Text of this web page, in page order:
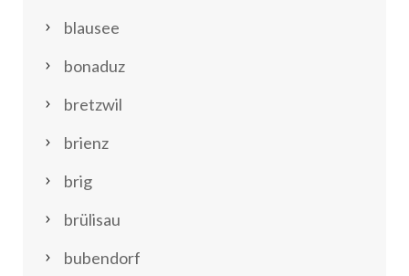
blausee
bonaduz
bretzwil
brienz
brig
brülisau
bubendorf